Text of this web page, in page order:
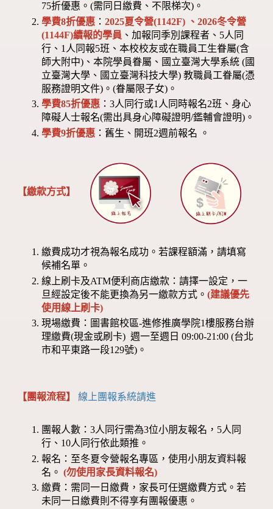
75折優惠。(需同日繳費、不限梯次)。
學費8折優惠 ：2025夏令營(1142F) 、2026冬令營
(1144F)續報的學員 、加報同季別課程者、5人同
行、1人同報5班、本校校友或在職員工生眷屬(含
師大附中)、本院學員眷屬、國立臺灣大學系統 (國
立臺灣大學、國立臺灣科技大學) 教職員工眷屬(憑
服務證明文件)。(眷屬限子女)。
學費85折優惠 ：3人同行或1人同時報名2班、身心
障礙人士報名(需出具身心障礙證明/鑑輔會證明)。
學費9折優惠 ：舊生、開班2週前報名 。
【繳款方式】
繳費成功才視為報名成功。若課程額滿，請填寫
候補名單。
線上刷卡及ATM便利商店繳款：請擇一設定，一
旦經設定後不能更換為另一繳款方式。(建議優先
使用線上刷卡)
現場繳費：圖書館校區-進修推廣學院1樓服務台辦
理繳費(現金或刷卡) 週一至週日 09:00-21:00 (台北
市和平東路一段129號)。
【團報流程】線上團報系統請進
團報人數：3人同行需為3位小朋友報名，5人同
行、10人同行依此類推。
報名：至冬夏令營報名專區，使用小朋友資料報
名。 (勿使用家長資料報名)
繳費：需同一日繳費，家長可任選繳費方式。若
未同一日繳費則不得享有團報優惠。